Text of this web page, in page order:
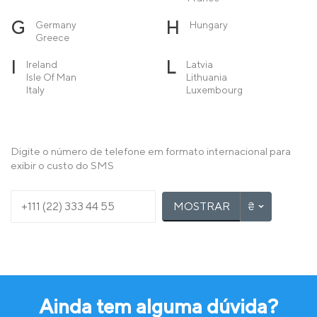
G
Germany
Greece
H Hungary
I
Ireland
Isle Of Man
Italy
L
Latvia
Lithuania
Luxembourg
Monaco
Montenegro
Portugal
R Romania
Switzerland
Digite o número de telefone em formato internacional para
exibir o custo do SMS
MOSTRAR
Ainda tem alguma dúvida?